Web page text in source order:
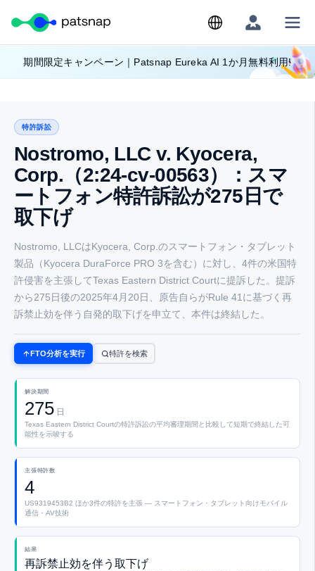
期間限定キャンペーン｜Patsnap Eureka AI 1か月無料利用!
特許訴訟
Nostromo, LLC v. Kyocera,
Corp.（2:24-cv-00563）：スマ
ートフォン特許訴訟が275日で
取下げ
Nostromo, LLCはKyocera, Corp.のスマートフォン・タブレット
製品（Kyocera DuraForce PRO 3を含む）に対し、4件の米国特
許侵害を主張してTexas Eastern District Courtに提訴した。提訴
から275日後の2025年4月20日、原告自らがRule 41に基づく再
訴禁止効を伴う自発的取下げを申立て、本件は終結した。
FTO分析を実行 特許を検索
解決期間
275 日
Texas Eastern District Courtの特許訴訟の平均審理期間と比較して短期で終結した可
能性を示唆する
主張特許数
4
US9319453B2 ほか3件の特許を主張 — スマートフォン・タブレット向けモバイル
通信・AV技術
結果
再訴禁止効を伴う取下げ